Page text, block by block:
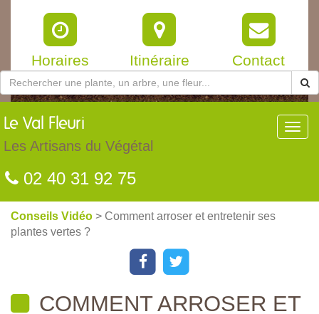
Horaires Itinéraire Contact
Le Val Fleuri
Les Artisans du Végétal
02 40 31 92 75
Conseils Vidéo > Comment arroser et entretenir ses
plantes vertes ?
COMMENT ARROSER ET